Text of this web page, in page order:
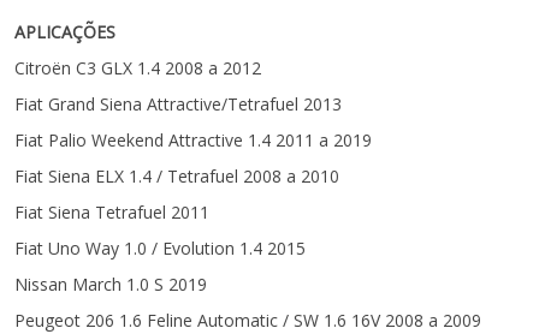
APLICAÇÕES
Citroën C3 GLX 1.4 2008 a 2012
Fiat Grand Siena Attractive/Tetrafuel 2013
Fiat Palio Weekend Attractive 1.4 2011 a 2019
Fiat Siena ELX 1.4 / Tetrafuel 2008 a 2010
Fiat Siena Tetrafuel 2011
Fiat Uno Way 1.0 / Evolution 1.4 2015
Nissan March 1.0 S 2019
Peugeot 206 1.6 Feline Automatic / SW 1.6 16V 2008 a 2009